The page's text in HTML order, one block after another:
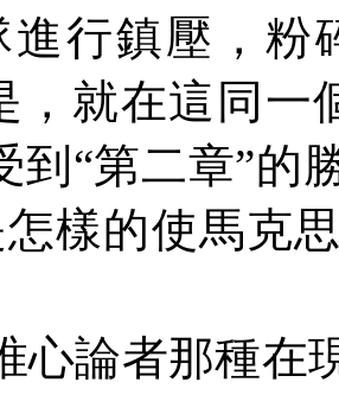
進行鎮壓，粉
，就在這同一
到 “第二章”的
樣的使馬克
心論者那種在